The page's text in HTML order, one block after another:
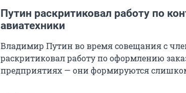
Путин раскритиковал работу по
авиатехники
Владимир Путин во время совещания с
раскритиковал работу по оформлению
предприятиях — они формируются